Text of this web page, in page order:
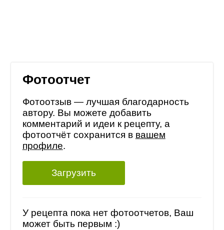
Фотоотчет
Фотоотзыв — лучшая благодарность
автору. Вы можете добавить
комментарий и идеи к рецепту, а
фотоотчёт сохранится в вашем
профиле.
Загрузить
У рецепта пока нет фотоотчетов, Ваш
может быть первым :)